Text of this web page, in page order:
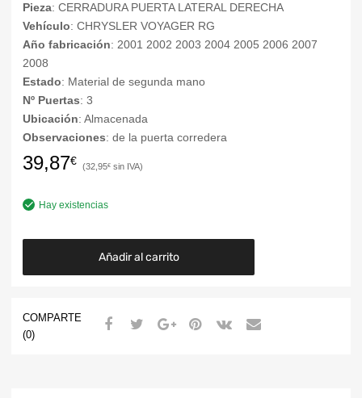
Pieza: CERRADURA PUERTA LATERAL DERECHA
Vehículo: CHRYSLER VOYAGER RG
Año fabricación: 2001 2002 2003 2004 2005 2006 2007
2008
Estado: Material de segunda mano
Nº Puertas: 3
Ubicación: Almacenada
Observaciones: de la puerta corredera
39,87€ 32,95€
Hay existencias
Añadir al carrito
COMPARTE
(0)